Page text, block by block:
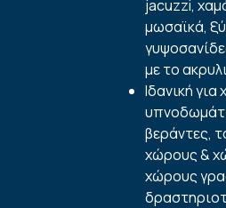
jacuzzi,
μωσαϊκά,
με το
Ιδανική
βεράντες,
χώρους &
χώρους